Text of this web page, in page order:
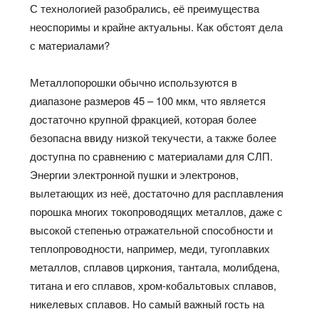
С технологией разобрались, её преимущества
неоспоримы и крайне актуальны. Как обстоят дела
с материалами?
Металлопорошки обычно используются в
диапазоне размеров 45 – 100 мкм, что является
достаточно крупной фракцией, которая более
безопасна ввиду низкой текучести, а также более
доступна по сравнению с материалами для СЛП.
Энергии электронной пушки и электронов,
вылетающих из неё, достаточно для расплавления
порошка многих токопроводящих металлов, даже с
высокой степенью отражательной способности и
теплопроводности, например, меди, тугоплавких
металлов, сплавов циркония, тантала, молибдена,
титана и его сплавов, хром-кобальтовых сплавов,
никелевых сплавов. Но самый важный гость на